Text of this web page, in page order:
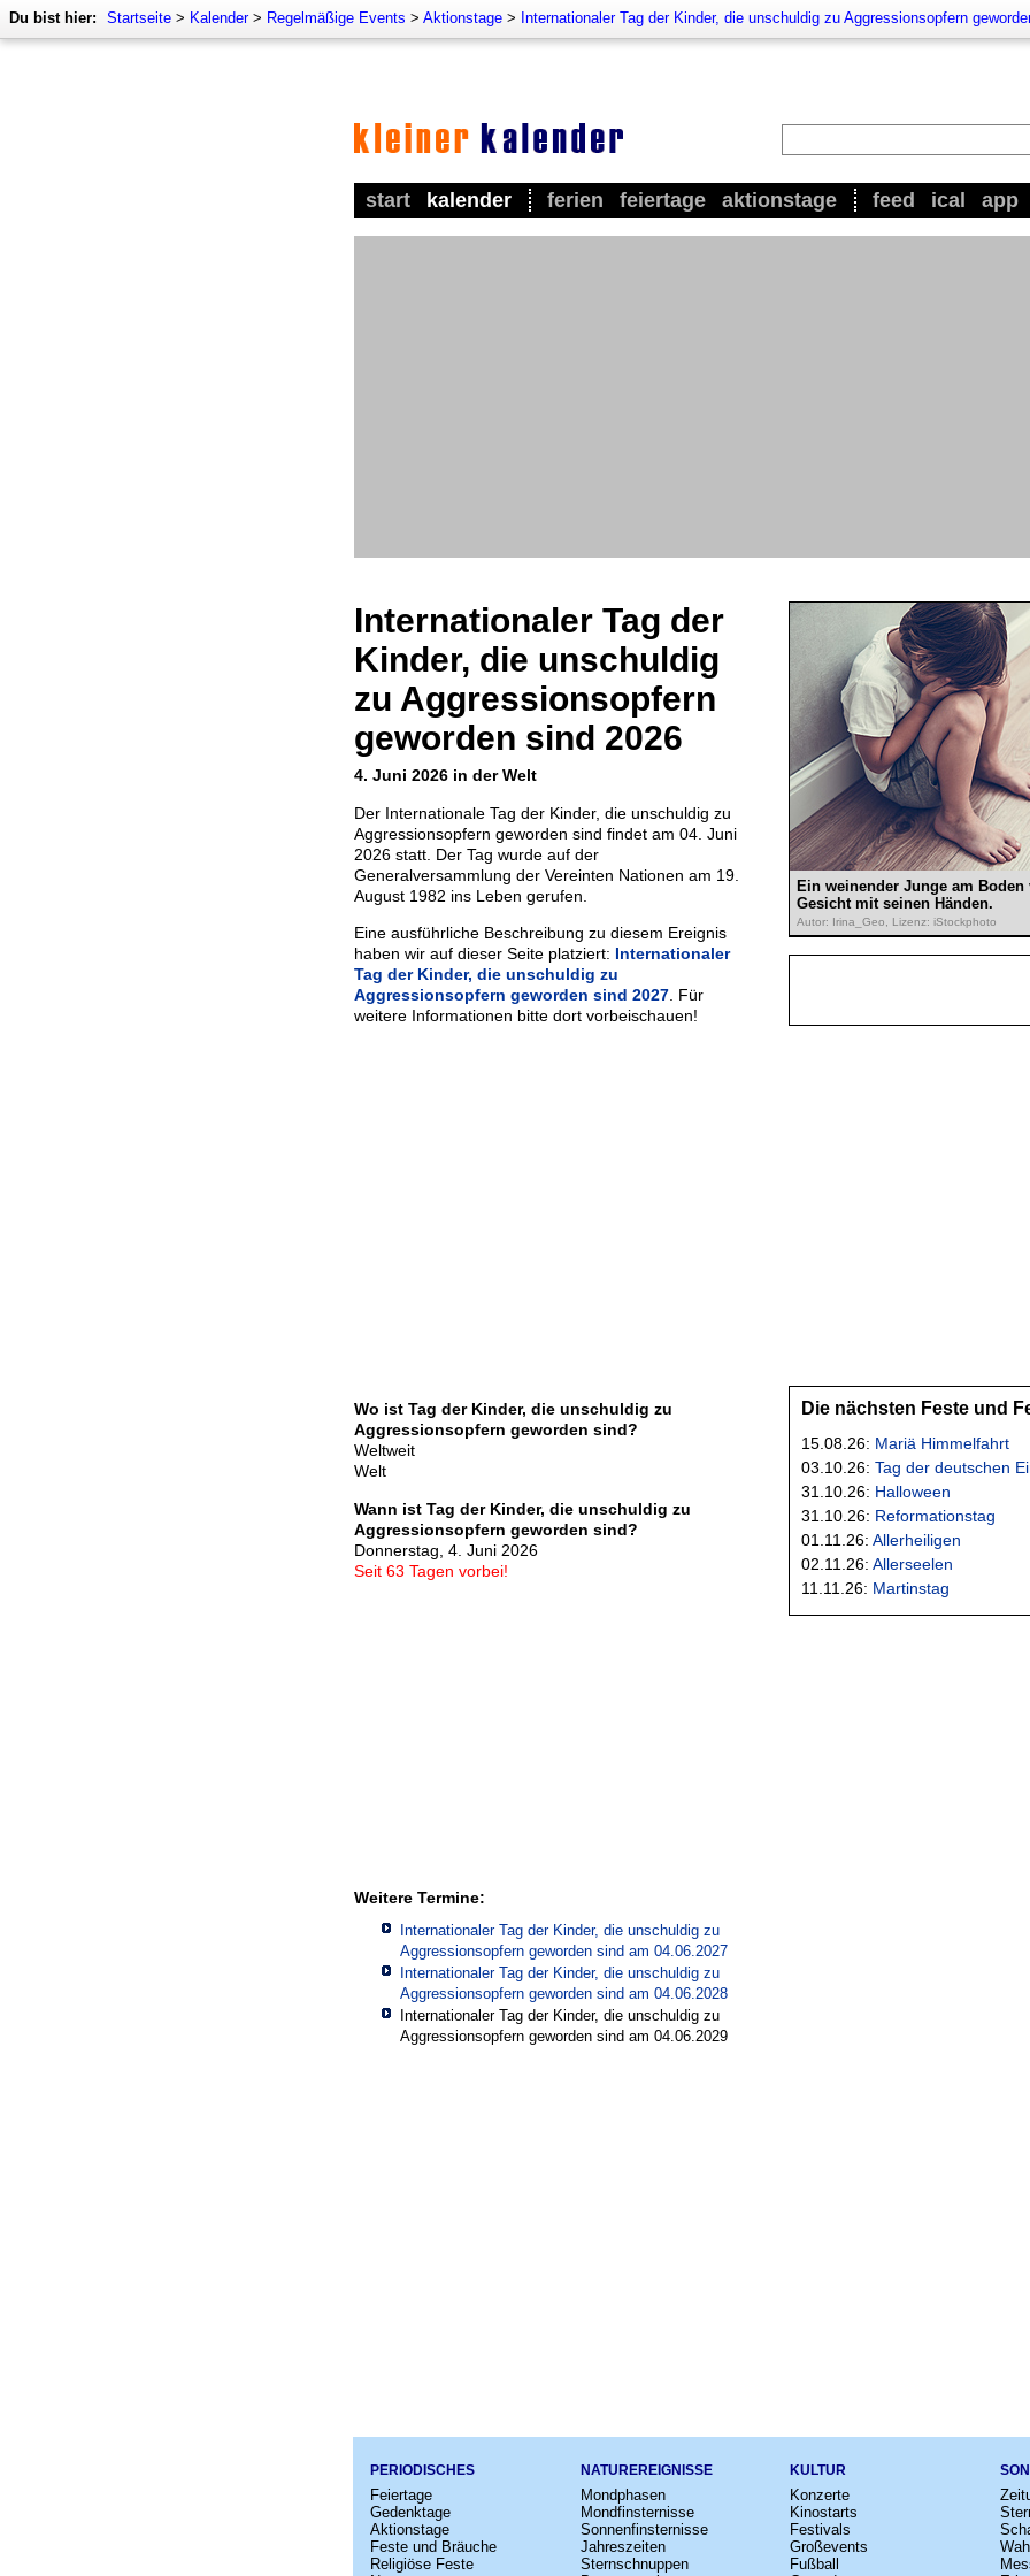
Du bist hier: Startseite > Kalender> Regelmäßige Events > Aktionstage > Internationaler Tag der Kinder, die unschuldig zu Aggressionsopfern
start kalender ferien feiertage aktionstage feed ical app
Internationaler Tag der
Kinder, die unschuldig
zu Aggressionsopfern
geworden sind 2026
4. Juni 2026 in der Welt
Ein weinender Junge am Boden
Gesicht mit seinen Händen.
Autor: Irina_Geo, Lizenz: iStockphoto
Der Internationale Tag der Kinder, die unschuldig zu
Aggressionsopfern geworden sind findet am 04. Juni
2026 statt. Der Tag wurde auf der
Generalversammlung der Vereinten Nationen am 19.
August 1982 ins Leben gerufen.
Eine ausführliche Beschreibung zu diesem Ereignis
haben wir auf dieser Seite platziert: Internationaler
Tag der Kinder, die unschuldig zu
Aggressionsopfern geworden sind 2027 . Für
weitere Informationen bitte dort vorbeischauen!
Wo ist Tag der Kinder, die unschuldig zu
Aggressionsopfern geworden sind?
Weltweit
Welt
Wann ist Tag der Kinder, die unschuldig zu
Aggressionsopfern geworden sind?
Donnerstag, 4. Juni 2026
Seit 63 Tagen vorbei!
Weitere Termine:
Internationaler Tag der Kinder, die unschuldig zu
Aggressionsopfern geworden sind am 04.06.2027
Internationaler Tag der Kinder, die unschuldig zu
Aggressionsopfern geworden sind am 04.06.2028
Internationaler Tag der Kinder, die unschuldig zu
Aggressionsopfern geworden sind am 04.06.2029
Die nächsten Feste und
15.08.26: Mariä Himmelfahrt
03.10.26: Tag der deutschen
31.10.26: Halloween
31.10.26: Reformationstag
01.11.26: Allerheiligen
02.11.26: Allerseelen
11.11.26: Martinstag
PERIODISCHES
Feiertage
Gedenktage
Aktionstage
Feste und Bräuche
Religiöse Feste
NATUREREIGNISSE
Mondphasen
Mondfinsternisse
Sonnenfinsternisse
Jahreszeiten
Sternschnuppen
KULTUR
Konzerte
Kinostarts
Festivals
Großevents
Fußball